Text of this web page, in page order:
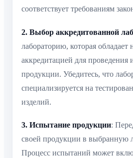
соответствует требованиям
2. Выбор аккредитованной
лабораторию, которая обладает
аккредитацией для
продукции. Убедитесь, что
специализируется на
изделий.
3. Испытание продукции:
своей продукции в выбранную
Процесс испытаний может